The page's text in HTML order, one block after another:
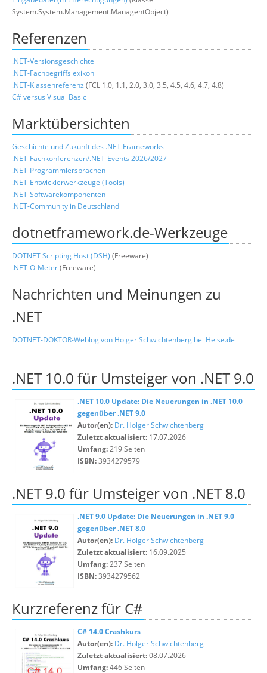
System.System.Management.ManagentObject)
Referenzen
.NET-Versionsgeschichte
.NET-Fachbegriffslexikon
.NET-Klassenreferenz (FCL 1.0, 1.1, 2.0, 3.0, 3.5, 4.5, 4.6, 4.7, 4.8)
C# versus Visual Basic
Marktübersichten
Geschichte und Zukunft des .NET Frameworks
.NET-Fachkonferenzen/.NET-Events 2026/2027
.NET-Programmiersprachen
.NET-Entwicklerwerkzeuge (Tools)
.NET-Softwarekomponenten
.NET-Community in Deutschland
dotnetframework.de-Werkzeuge
DOTNET Scripting Host (DSH) (Freeware)
.NET-O-Meter(Freeware)
Nachrichten und Meinungen zu
.NET
DOTNET-DOKTOR-Weblog von Holger Schwichtenberg bei Heise.de
.NET 10.0 für Umsteiger von .NET 9.0
.NET 10.0 Update: Die Neuerungen in .NET 10.0
gegenüber .NET 9.0
Autor(en): Dr. Holger Schwichtenberg
Zuletzt aktualisiert: 17.07.2026
Umfang:219 Seiten
ISBN:3934279579
.NET 9.0 für Umsteiger von .NET 8.0
.NET 9.0 Update: Die Neuerungen in .NET 9.0
gegenüber .NET 8.0
Autor(en): Dr. Holger Schwichtenberg
Zuletzt aktualisiert: 16.09.2025
Umfang:237 Seiten
ISBN:3934279562
Kurzreferenz für C#
C# 14.0 Crashkurs
Autor(en): Dr. Holger Schwichtenberg
Zuletzt aktualisiert:08.07.2026
Umfang:446 Seiten